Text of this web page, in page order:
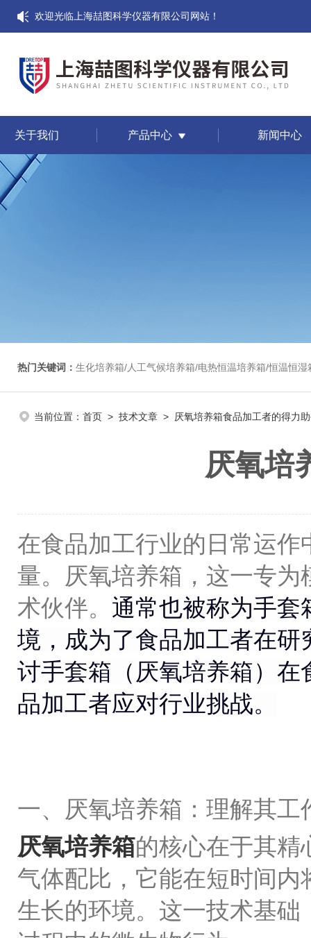
欢迎光临上海喆图科学仪器有限公司网站！
关于我们 产品中心 新闻中心
热门关键词： 生化培养箱/人工气候培养箱/电热恒温培养箱/恒温恒湿箱/光照培养箱/二氧化碳培养箱
当前位置： 首页 > 技术文章 > 厌氧培养箱食品加工者的得力
厌氧培
在食品加工行业的日常运
量。厌氧培养箱，这一专
术伙伴。 通常也被称为手
境，成为了食品加工者在
讨手套箱（厌氧培养箱）
品加工者应对行业挑战。
一、厌氧培养箱：理解其工
厌氧培养箱的核心在于其精
气体配比，它能在短时间
生长的环境。这一技术基